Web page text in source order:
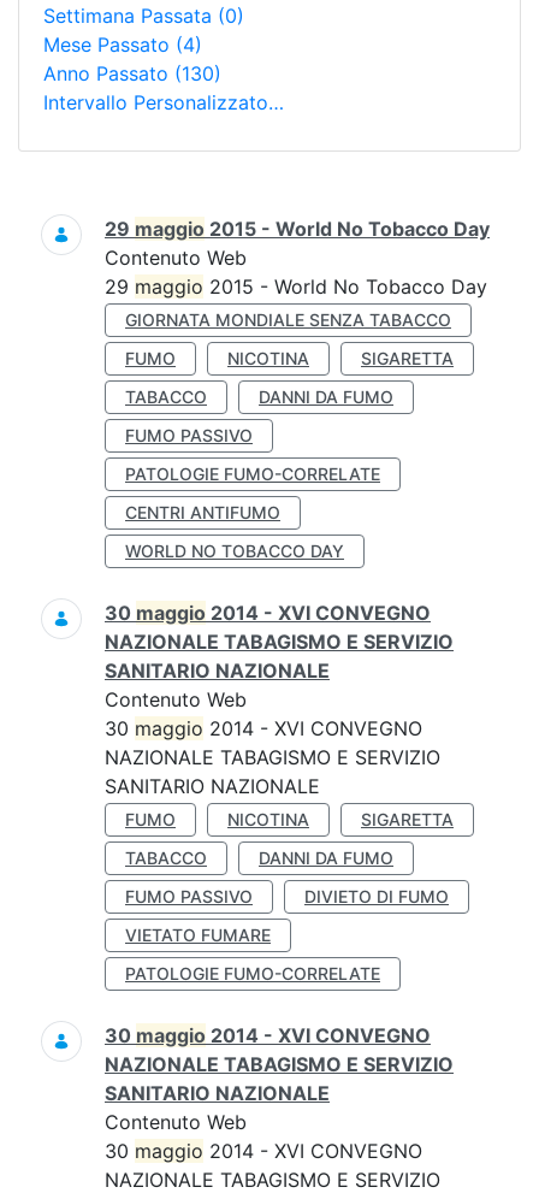
Settimana Passata (0)
Mese Passato (4)
Anno Passato (130)
Intervallo Personalizzato…
Ricerca
29 maggio 2015 - World No Tobacco Day
Contenuto Web
29 maggio 2015 - World No Tobacco Day
GIORNATA MONDIALE SENZA TABACCO
FUMO
NICOTINA
SIGARETTA
TABACCO
DANNI DA FUMO
FUMO PASSIVO
PATOLOGIE FUMO-CORRELATE
CENTRI ANTIFUMO
WORLD NO TOBACCO DAY
30 maggio 2014 - XVI CONVEGNO
NAZIONALE TABAGISMO E SERVIZIO
SANITARIO NAZIONALE
Contenuto Web
30 maggio 2014 - XVI CONVEGNO
NAZIONALE TABAGISMO E SERVIZIO
SANITARIO NAZIONALE
FUMO NICOTINA
SIGARETTA
TABACCO
DANNI DA FUMO
FUMO PASSIVO
DIVIETO DI FUMO
VIETATO FUMARE
PATOLOGIE FUMO-CORRELATE
30 maggio 2014 - XVI CONVEGNO
NAZIONALE TABAGISMO E SERVIZIO
SANITARIO NAZIONALE
Contenuto Web
30 maggio 2014 - XVI CONVEGNO
NAZIONALE TABAGISMO E SERVIZIO